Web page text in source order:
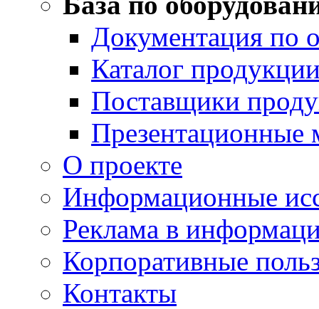
Документация по
Каталог
Поставщики
Презентационные
О проекте
Информационные
Реклама в
Корпоративные
Контакты